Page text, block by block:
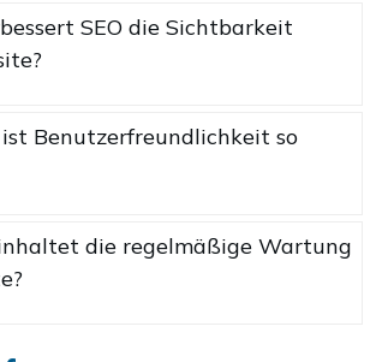
SEO die Sichtbarkeit
Benutzerfreundlichkeit so
die regelmäßige Wartung